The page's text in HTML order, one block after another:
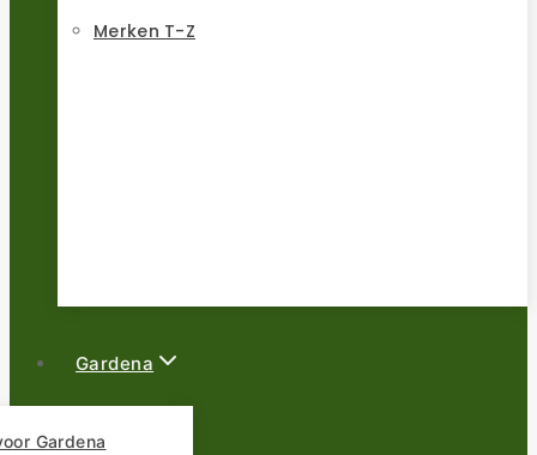
Merken T-Z
Gardena
Gardena